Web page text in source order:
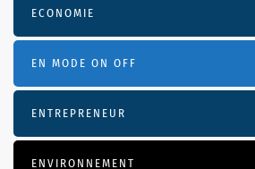
ECONOMIE
EN MODE ON OFF
ENTREPRENEUR
ENVIRONNEMENT